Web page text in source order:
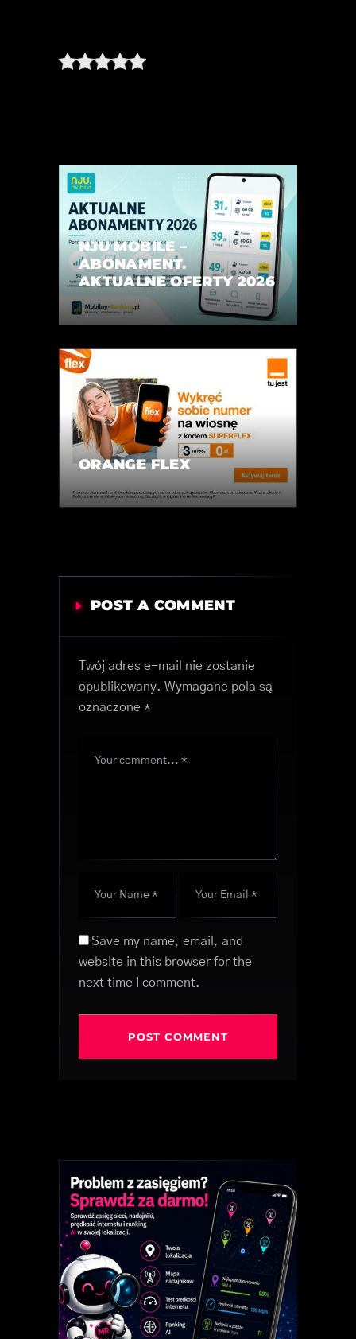
NJU MOBILE –
ABONAMENT.
AKTUALNE OFERTY 2026
ORANGE FLEX
POST A COMMENT
Twój adres e-mail nie zostanie
opublikowany. Wymagane pola są
oznaczone *
Save my name, email, and
website in this browser for the
next time I comment.